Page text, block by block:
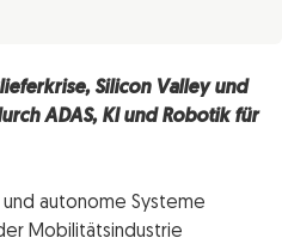
Silicon Valley und
ADAS, KI und Robotik für
und autonome Systeme
Mobilitätsindustrie